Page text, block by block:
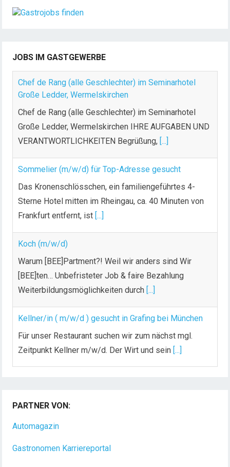
JOBS IM GASTGEWERBE
Chef de Rang (alle Geschlechter) im Seminarhotel
Große Ledder, Wermelskirchen
Chef de Rang (alle Geschlechter) im Seminarhotel
Große Ledder, Wermelskirchen IHRE AUFGABEN UND
VERANTWORTLICHKEITEN Begrüßung, [...]
Sommelier (m/w/d) für Top-Adresse gesucht
Das Kronenschlösschen, ein familiengeführtes 4-
Sterne Hotel mitten im Rheingau, ca. 40 Minuten von
Frankfurt entfernt, ist [...]
Koch (m/w/d)
Warum [BEE]Partment?! Weil wir anders sind Wir
[BEE]ten… Unbefristeter Job & faire Bezahlung
Weiterbildungsmöglichkeiten durch [...]
Kellner/in ( m/w/d ) gesucht in Grafing bei München
Für unser Restaurant suchen wir zum nächst mgl.
Zeitpunkt Kellner m/w/d. Der Wirt und sein [...]
Dein Arbeitsplatz mit Urlaubsfeeling Chef de Rang
(m/w/d) Du bist Gastgeber aus Leidenschaft und
PARTNER VON:
Automagazin
Gastronomen Karriereportal